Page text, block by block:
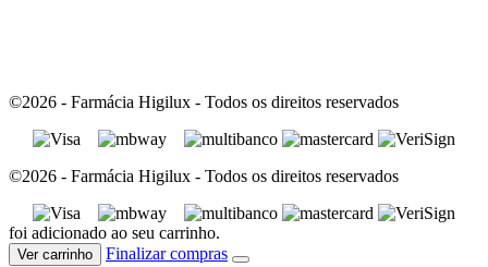
©2026 - Farmácia Higilux - Todos os direitos reservados
©2026 - Farmácia Higilux - Todos os direitos reservados
foi adicionado ao seu carrinho.
Ver carrinho Finalizar compras